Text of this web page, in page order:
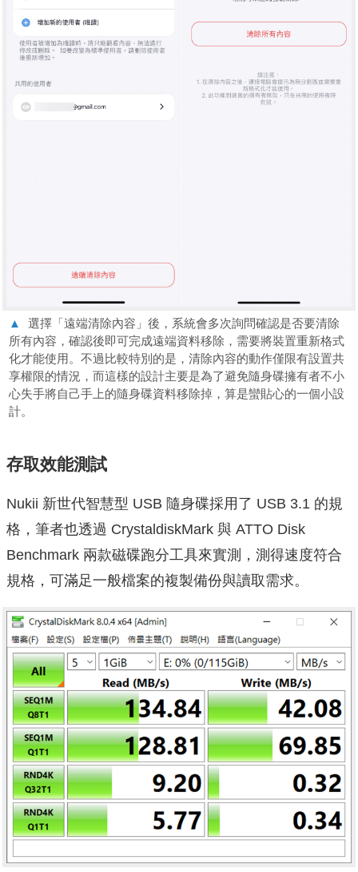
▲
選擇「遠端清除內容」後，系統會多次詢問確認是否要清除
所有內容，確認後即可完成遠端資料移除，需要將裝置重新格式
化才能使用。不過比較特別的是，清除內容的動作僅限有設置共
享權限的情況，而這樣的設計主要是為了避免隨身碟擁有者不小
心失手將自己手上的隨身碟資料移除掉，算是蠻貼心的一個小設
計。
存取效能測試
Nukii 新世代智慧型 USB 隨身碟採用了 USB 3.1 的規
格，筆者也透過 CrystaldiskMark 與 ATTO Disk
Benchmark 兩款磁碟跑分工具來實測，測得速度符合
規格，可滿足一般檔案的複製備份與讀取需求。